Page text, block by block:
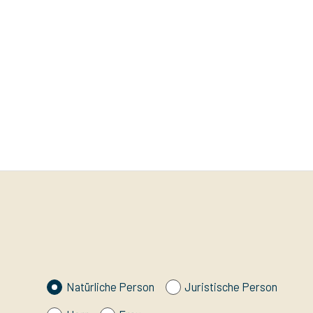
Natürliche Person
Juristische Person